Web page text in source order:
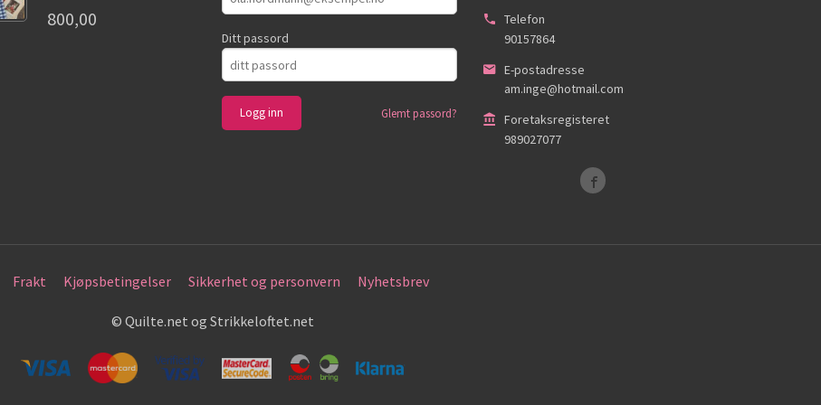
800,00
Ditt passord
Glemt passord?
Telefon
90157864
E-postadresse
am.inge@hotmail.com
Foretaksregisteret
989027077
Frakt Kjøpsbetingelser Sikkerhet og personvern Nyhetsbrev
© Quilte.net og Strikkeloftet.net